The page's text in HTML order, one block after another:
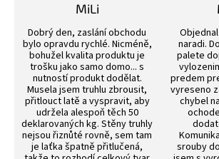
hvězdiček.
MiLi
Hodnocení obchodu je 3 z 5
Dobrý den, zaslání obchodu
bylo opravdu rychlé. Nicméně,
bohužel kvalita produktu je
trošku jako samo domo... s
nutností produkt dodělat.
Musela jsem truhlu zbrousit,
přitlouct latě a vyspravit, aby
udržela alespoň těch 50
deklarovaných kg. Stěny truhly
nejsou řiznůté rovně, sem tam
je laťka špatně přitlučená,
naradi.
palete
predem
vyreseno
chybel
srouby